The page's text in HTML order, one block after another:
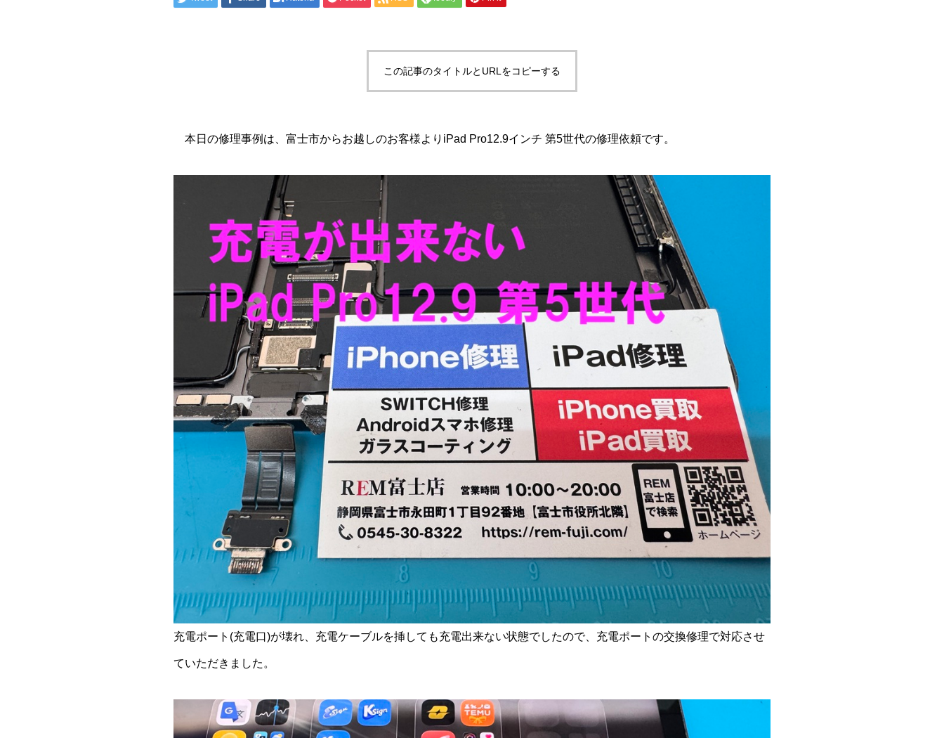
この記事のタイトルとURLをコピーする
本日の修理事例は、富士市からお越しのお客様よりiPad Pro12.9インチ 第5世代の修理依頼です。
充電ポート(充電口)が壊れ、充電ケーブルを挿しても充電出来ない状態でしたので、充電ポートの交換修理で対応させ
ていただきました。